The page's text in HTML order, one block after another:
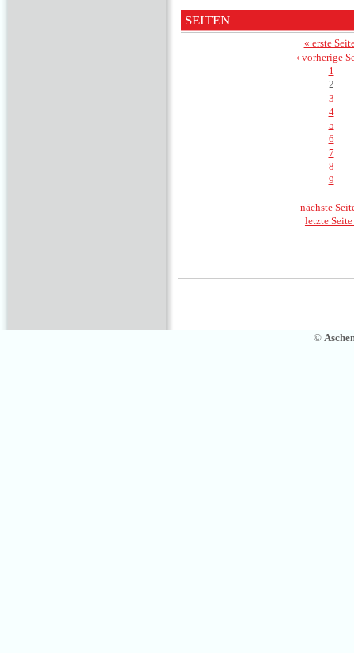
SEITEN
« erste
‹ vorherige
1
2
3
4
5
6
7
8
9
nächste
letzte
©